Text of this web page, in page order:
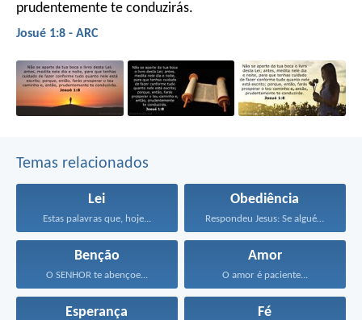
prudentemente te conduzirás.
Josué 1:8 - ARC
Temas relacionados
Lei
Estas palavras que, hoje...
Obediência
Respondeu Jesus: Se alguém...
Benção
O SENHOR te abençoe...
Amor
O amor é paciente...
Esperança Fé